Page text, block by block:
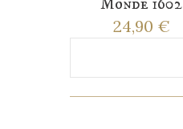
Monde 1602
24,90 €